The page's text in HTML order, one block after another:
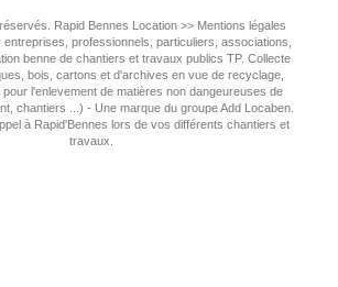
Rapid Bennes Location >> Mentions légales
entreprises, professionnels, particuliers, associations,
benne de chantiers et travaux publics TP. Collecte
bois, cartons et d'archives en vue de recyclage,
l'enlevement de matières non dangeureuses de
chantiers ...) - Une marque du groupe Add Locaben.
à Rapid'Bennes lors de vos différents chantiers et
travaux.